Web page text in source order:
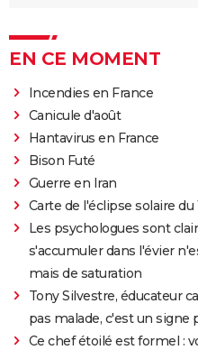
EN CE MOMENT
Incendies en France
Canicule d'août
Hantavirus en France
Bison Futé
Guerre en Iran
Carte de l'éclipse solaire du
Les psychologues sont
s'accumuler dans l'évier
mais de saturation
Tony Silvestre, éducateur
pas malade, c'est un signe
Ce chef étoilé est formel :